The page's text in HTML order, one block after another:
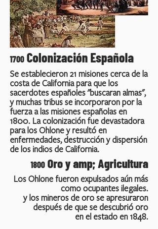
1700 Colonización Española
Se establecieron 21 misiones cerca de la
costa de California para que los
sacerdotes españoles "buscaran almas",
y muchas tribus se incorporaron por la
fuerza a las misiones españolas en
1800. La colonización fue devastadora
para los Ohlone y resultó en
enfermedades, destrucción y dispersión
de los indios de California.
1800 Oro y amp; Agricultura
Los Ohlone fueron expulsados aún más
como ocupantes ilegales.
y los mineros de oro se apresuraron
después de que se descubrió oro
en el estado en 1848.